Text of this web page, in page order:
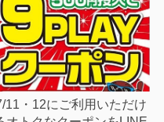
11・12にご利用いただけ